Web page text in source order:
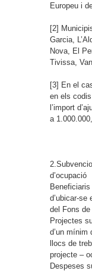
Europeu i
[2]
Garcia,
Nova, El
Tivissa,
[3] En el
en els
l’import
a
d’ocupació
Beneficiaris
d’ubicar-se
del Fons
Projectes
d’un mínim
llocs de
projecte –
Despeses